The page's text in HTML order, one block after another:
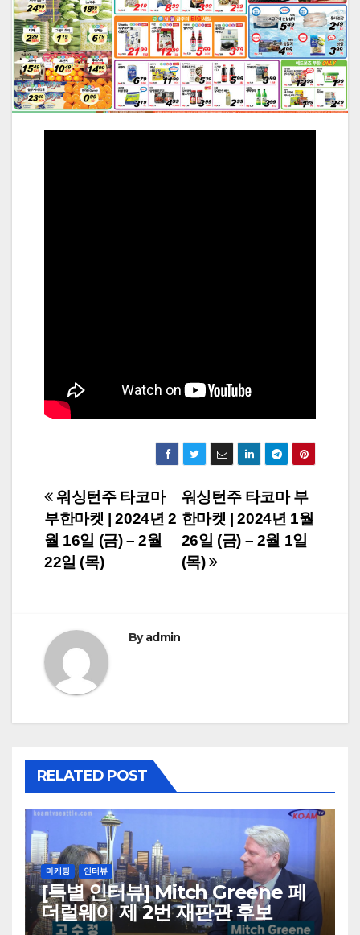
Post
navigation
워싱턴주 타코마 부
한마켓 | 2024년 1월
26일 (금) – 2월 1일
(목)
워싱턴주 타코마
부한마켓 | 2024년 2
월 16일 (금) – 2월
22일 (목)
Byadmin
RELATED POST
마케팅 인터뷰
[특별 인터뷰] Mitch Greene 페
더럴웨이 제 2번 재판관 후보